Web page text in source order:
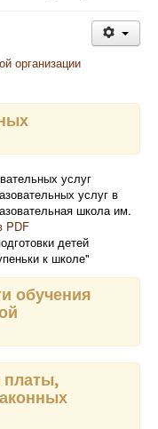
организации
услуг
услуг в
школа им.
PDF
детей
к школе"
обучения
платы,